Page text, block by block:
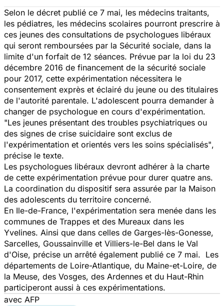
Selon le décret publié ce 7 mai, les médecins traitants,
les pédiatres, les médecins scolaires pourront prescrire à
ces jeunes des consultations de psychologues libéraux
qui seront remboursées par la Sécurité sociale, dans la
limite d'un forfait de 12 séances. Prévue par la loi du 23
décembre 2016 de financement de la sécurité sociale
pour 2017, cette expérimentation nécessitera le
consentement exprès et éclairé du jeune ou des titulaires
de l'autorité parentale. L'adolescent pourra demander à
changer de psychologue en cours d'expérimentation.
"Les jeunes présentant des troubles psychiatriques ou
des signes de crise suicidaire sont exclus de
l'expérimentation et orientés vers les soins spécialisés",
précise le texte.
Les psychologues libéraux devront adhérer à la charte
de cette expérimentation prévue pour durer quatre ans.
La coordination du dispositif sera assurée par la Maison
des adolescents du territoire concerné.
En Ile-de-France, l'expérimentation sera menée dans les
communes de Trappes et des Mureaux dans les
Yvelines. Ainsi que dans celles de Garges-lès-Gonesse,
Sarcelles, Goussainville et Villiers-le-Bel dans le Val
d'Oise, précise un arrêté également publié ce 7 mai. Les
départements de Loire-Atlantique, du Maine-et-Loire, de
la Meuse, des Vosges, des Ardennes et du Haut-Rhin
participeront aussi à ces expérimentations.
avec AFP